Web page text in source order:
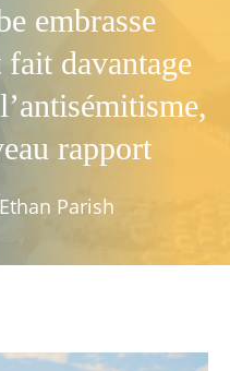
embrasse
davantage
rapport
Ethan Parish